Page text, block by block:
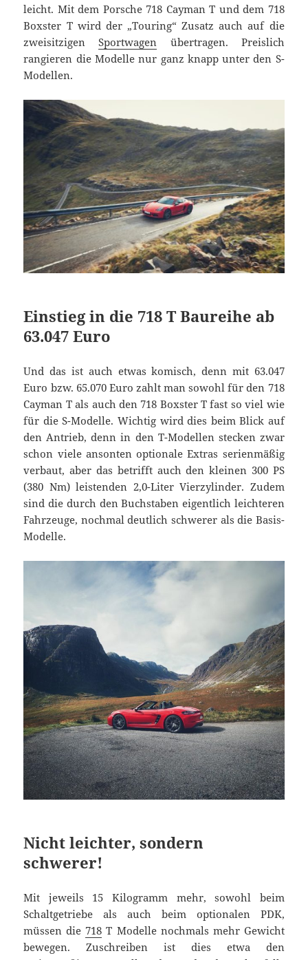
leicht. Mit dem Porsche 718 Cayman T und dem 718
Boxster T wird der „Touring“ Zusatz auch auf die
zweisitzigenSportwagen
übertragen. Preislich
rangieren die Modelle nur ganz knapp unter den S-
Modellen.
Einstieg in die 718 T Baureihe ab
63.047 Euro
Und das ist auch etwas komisch, denn mit 63.047
Euro bzw. 65.070 Euro zahlt man sowohl für den 718
Cayman T als auch den 718 Boxster T fast so viel wie
für die S-Modelle. Wichtig wird dies beim Blick auf
den Antrieb, denn in den T-Modellen stecken zwar
schon viele ansonten optionale Extras serienmäßig
verbaut, aber das betrifft auch den kleinen 300 PS
(380 Nm) leistenden 2,0-Liter Vierzylinder. Zudem
sind die durch den Buchstaben eigentlich leichteren
Fahrzeuge, nochmal deutlich schwerer als die Basis-
Modelle.
Nicht leichter, sondern
schwerer!
Mit jeweils 15 Kilogramm mehr, sowohl beim
Schaltgetriebe als auch beim optionalen PDK,
müssen die 718 T Modelle nochmals mehr Gewicht
bewegen. Zuschreiben ist dies etwa den